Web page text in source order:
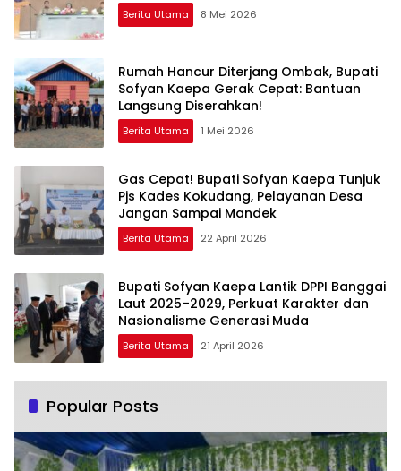
Berita Utama 8 Mei 2026
Rumah Hancur Diterjang Ombak, Bupati
Sofyan Kaepa Gerak Cepat: Bantuan
Langsung Diserahkan!
Berita Utama 1 Mei 2026
Gas Cepat! Bupati Sofyan Kaepa Tunjuk
Pjs Kades Kokudang, Pelayanan Desa
Jangan Sampai Mandek
Berita Utama 22 April 2026
Bupati Sofyan Kaepa Lantik DPPI Banggai
Laut 2025–2029, Perkuat Karakter dan
Nasionalisme Generasi Muda
Berita Utama 21 April 2026
Popular Posts